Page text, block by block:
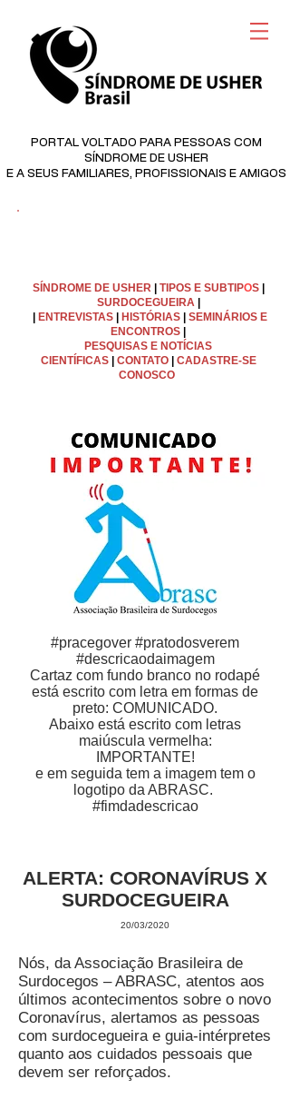
PORTAL VOLTADO PARA PESSOAS COM
SÍNDROME DE USHER
E A SEUS FAMILIARES, PROFISSIONAIS E AMIGOS
©
SÍNDROME DE USHER TIPOS E SUBTIPOS
SURDOCEGUEIRA
ENTREVISTAS HISTÓRIAS| SEMINÁRIOS E
ENCONTROS
PESQUISAS E NOTÍCIAS
CIENTÍFICAS
CONTATO
CADASTRE-SE
CONOSCO
#pracegover #pratodosverem
#descricaodaimagem
Cartaz com fundo branco no rodapé
está escrito com letra em formas de
preto: COMUNICADO.
Abaixo está escrito com letras
maiúscula vermelha:
IMPORTANTE!
e em seguida tem a imagem tem o
logotipo da ABRASC.
#fimdadescricao
ALERTA: CORONAVÍRUS X
SURDOCEGUEIRA
20/03/2020
Nós, da Associação Brasileira de
Surdocegos – ABRASC, atentos aos
últimos acontecimentos sobre o novo
Coronavírus, alertamos as pessoas
com surdocegueira e guia-intérpretes
quanto aos cuidados pessoais que
devem ser reforçados.